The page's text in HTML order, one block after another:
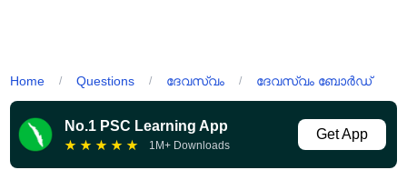
Home / Questions / ദേവസ്വം / ദേവസ്വം ബോർഡ്
No.1 PSC Learning App
★ ★ ★ ★ ★ 1M+ Downloads
Get App